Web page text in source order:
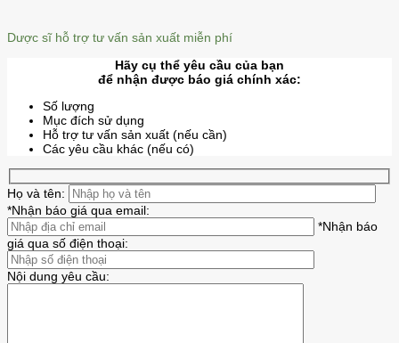
Dược sĩ hỗ trợ tư vấn sản xuất miễn phí
Hãy cụ thể yêu cầu của bạn
để nhận được báo giá chính xác:
Số lượng
Mục đích sử dụng
Hỗ trợ tư vấn sản xuất (nếu cần)
Các yêu cầu khác (nếu có)
Họ và tên:
*Nhận báo giá qua email:
*Nhận báo
giá qua số điện thoại:
Nội dung yêu cầu: